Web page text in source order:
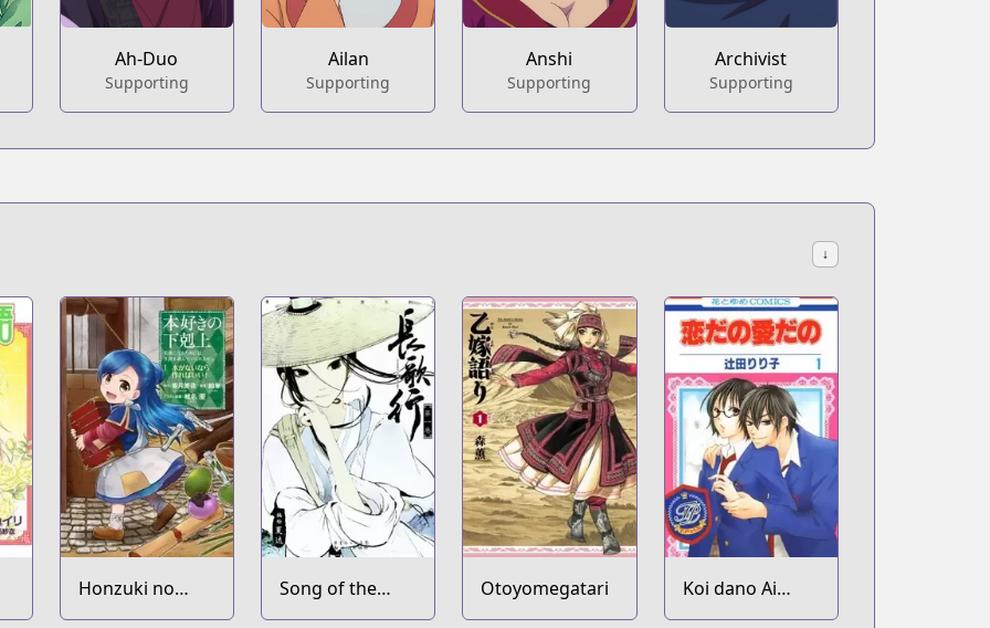
manga/drama/los-diarios-de-la-boticaria
enix-games.com/en-us/series/the-apothecary-diaries
biggangan/introduction/kusuriya/
Ah-Duo
Supporting
Ailan
Supporting
Anshi
Supporting
Archivist
Supporting
↓
Honzuki no
Gekokujou:
Song of the
Long March
Otoyomegatari
Koi dano Ai
dano